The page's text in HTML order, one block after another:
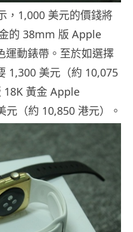
，1,000 美元的價錢將
的 38mm 版 Apple
運動錶帶。至於如選擇
1,300 美元（約 10,075
黃金 Apple
（約 10,850 港元）。